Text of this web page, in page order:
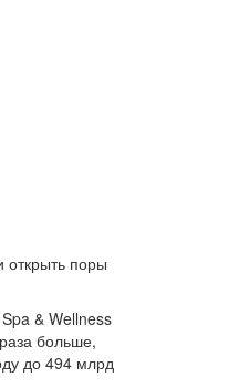
поры
& Wellness
больше,
до 494 млрд